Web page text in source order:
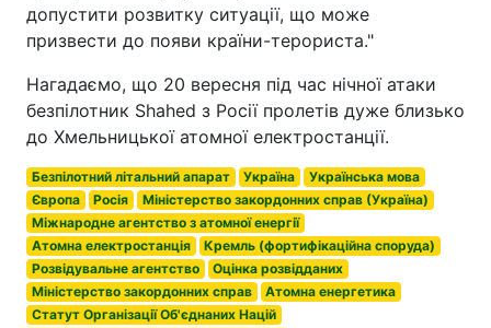
допустити розвитку ситуації, що може
призвести до появи країни-терориста."
Нагадаємо, що 20 вересня під час нічної атаки
безпілотник Shahed з Росії пролетів дуже близько
до Хмельницької атомної електростанції.
Безпілотний літальний апарат Україна
Українська мова
Європа
Росія
Міністерство закордонних справ (Україна)
Міжнародне агентство з атомної енергії
Атомна електростанція
Кремль (фортифікаційна споруда)
Розвідувальне агентство
Оцінка розвідданих
Міністерство закордонних справ
Атомна енергетика
Статут Організації Об'єднаних Націй